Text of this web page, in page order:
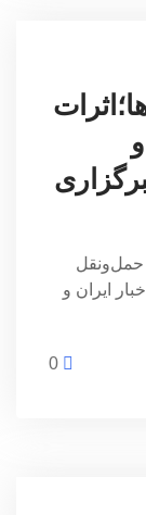
&#۸۲۱۱; خبرگزاری
حمل‌ونقل
ایران و